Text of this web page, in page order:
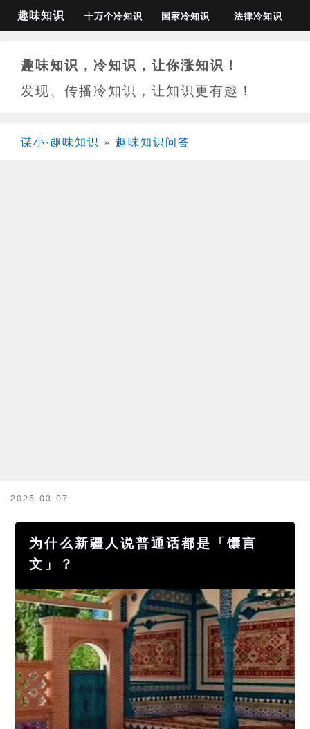
趣味知识 十万个冷知识 国家冷知识 法律冷知识
趣味知识，冷知识，让你涨知识！
发现、传播冷知识，让知识更有趣！
谋小·趣味知识 » 趣味知识问答
2025-03-07
为什么新疆人说普通话都是「馕言
文」？